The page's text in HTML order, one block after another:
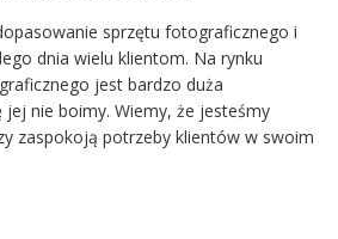
sprzętu fotograficznego i
dnia wielu klientom. Na rynku
jest bardzo duża
jej nie boimy. Wiemy, że jesteśmy
zaspokoją potrzeby klientów w swoim